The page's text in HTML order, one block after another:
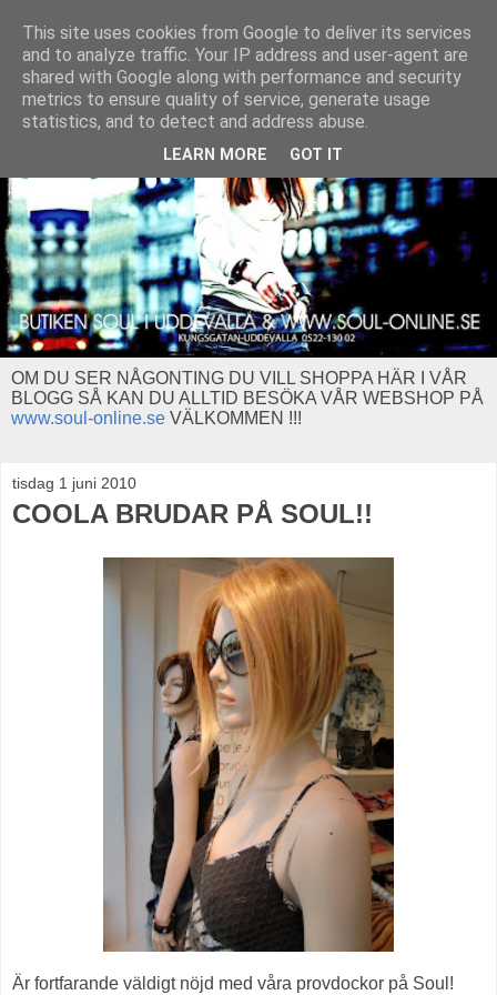
OM DU SER NÅGONTING DU VILL SHOPPA HÄR I VÅR
BLOGG SÅ KAN DU ALLTID BESÖKA VÅR WEBSHOP PÅ
www.soul-online.se VÄLKOMMEN !!!
tisdag 1 juni 2010
COOLA BRUDAR PÅ SOUL!!
Är fortfarande väldigt nöjd med våra provdockor på Soul!
This site uses cookies from Google to deliver its services
and to analyze traffic. Your IP address and user-agent are
shared with Google along with performance and security
metrics to ensure quality of service, generate usage
statistics, and to detect and address abuse.
LEARN MORE GOT IT